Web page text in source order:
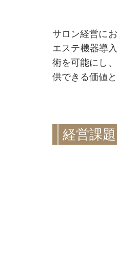
サロン経営に
エステ機器導
術を可能にし
供できる価値
経営課